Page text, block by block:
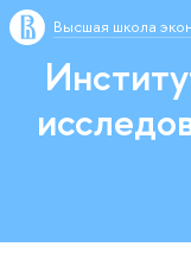
Высшая школа